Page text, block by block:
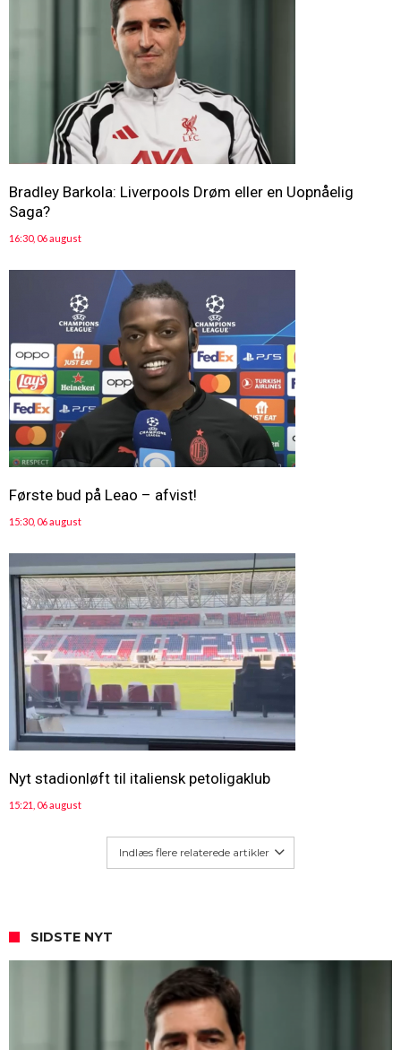
Bradley Barkola: Liverpools Drøm eller en Uopnåelig
Saga?
16:30, 06 august
Første bud på Leao – afvist!
15:30, 06 august
Nyt stadionløft til italiensk petoligaklub
15:21, 06 august
Indlæs flere relaterede artikler
SIDSTE NYT